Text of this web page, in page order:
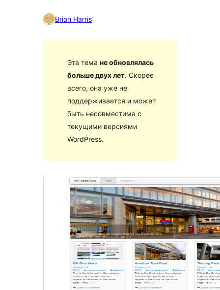
Brian Harris
Эта тема не обновлялась
больше двух лет. Скорее
всего, она уже не
поддерживается и может
быть несовместима с
текущими версиями
WordPress.